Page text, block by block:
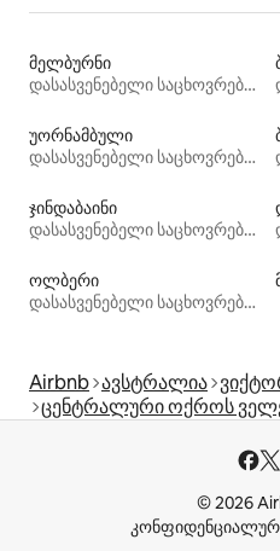
მელბურნი
დასასვენებელი საცხოვრებლები
უორნამბული
დასასვენებელი საცხოვრებლები
ჯინდაბაინი
დასასვენებელი საცხოვრებლები
ოლბერი
დასასვენებელი საცხოვრებლები
Airbnb ავსტრალია
ცენტრალური ოქროს
© 2026